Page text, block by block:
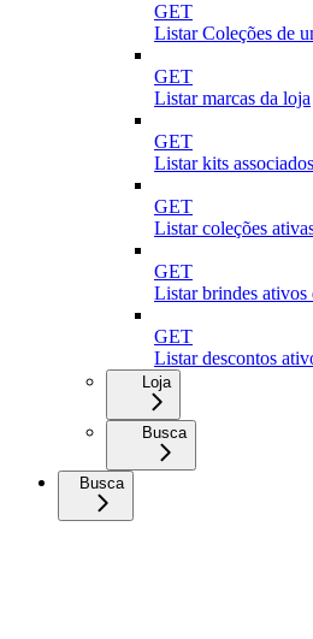
GET
Listar Coleções de
GET
Listar marcas da loja
GET
Listar kits
GET
Listar coleções
GET
Listar brindes ativos
GET
Listar descontos
Loja
Busca
Busca